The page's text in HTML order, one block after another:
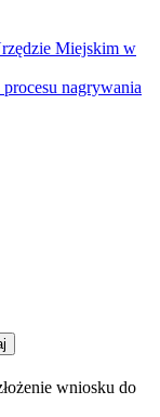
Miejskim w
nagrywania
wniosku do